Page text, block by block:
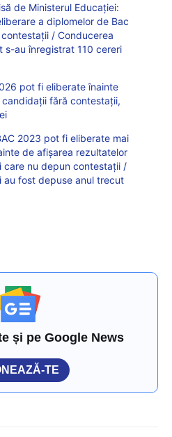
de Ministerul Educației:
a diplomelor de Bac
/ Conducerea
s-au înregistrat 110 cereri
pot fi eliberate înainte
fără contestații,
2023 pot fi eliberate mai
de afișarea rezultatelor
care nu depun contestații /
fost depuse anul trecut
și pe Google News
TE